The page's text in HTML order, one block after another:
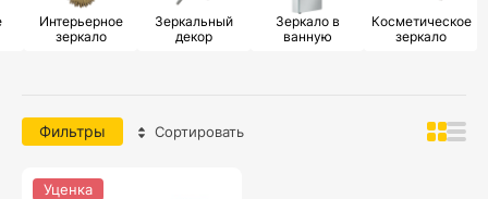
Интерьерное
зеркало
Зеркальный
декор
Зеркало в
ванную
Косметическое
зеркало
Фильтры Сортировать
Уценка